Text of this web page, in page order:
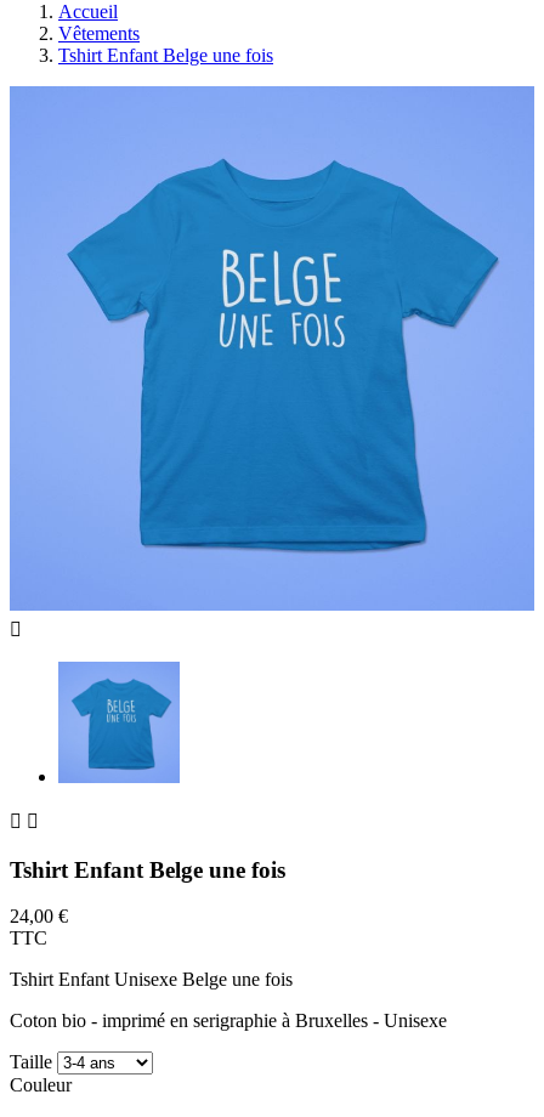
Accueil
Vêtements
Tshirt Enfant Belge une fois

 
Tshirt Enfant Belge une fois
24,00 €
TTC
Tshirt Enfant Unisexe Belge une fois
Coton bio - imprimé en serigraphie à Bruxelles - Unisexe
Taille
Couleur